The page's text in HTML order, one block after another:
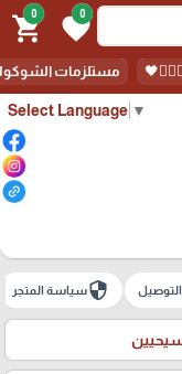
Select Language ▼
0
favorite
0
shopping_cart
مستلزمات
securityسياسة المتجر